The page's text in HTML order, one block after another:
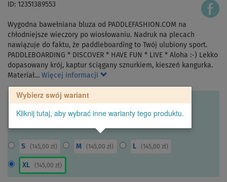
ID: 12351389553
Wygodna bawełniana bluza od PADDLEFASHION.COM na
chłodniejsze wieczory po wiosłowaniu. Nadruk na plecach
nawiązuje do faktu, że paddleboarding to Twój ulubiony sport.
PADDLEBOARDING * DISCOVER * HAVE FUN * LIVE * Aloha :-) Lekko
dopasowany krój, kaptur ściągany sznurkiem, kieszeń kangurka.
Materiał… Więcej informacji
Wybierz swój wariant
Kliknij tutaj, aby wybrać inne warianty tego produktu.
S ( 145,00 zł) M ( 145,00 zł) L ( 145,00 zł)
XL ( 145,00 zł)